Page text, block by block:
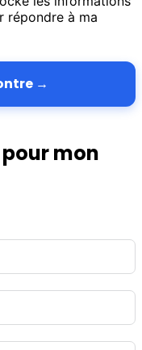
répondre à ma
→
mon